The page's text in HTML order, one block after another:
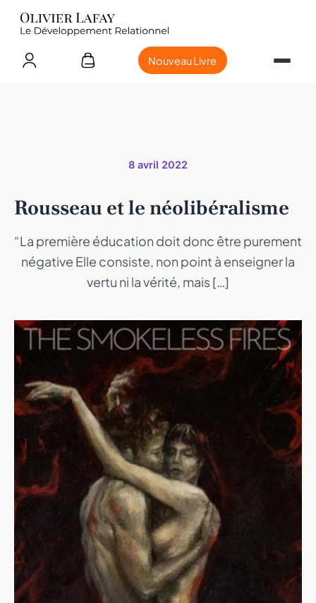
Nouveau Livre
8 avril 2022
Rousseau et le néolibéralisme
“La première éducation doit donc être purement
négative Elle consiste, non point à enseigner la
vertu ni la vérité, mais […]